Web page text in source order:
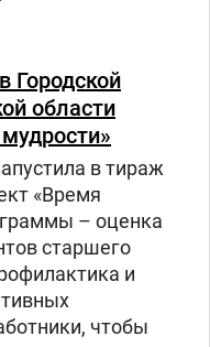
Городской
области
в тираж
«Время
– оценка
старшего
и
чтобы